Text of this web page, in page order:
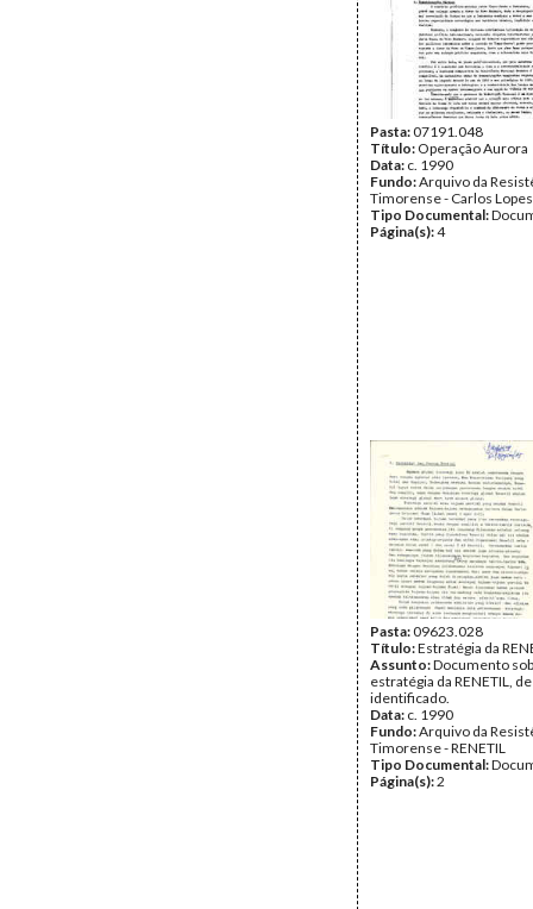
Pasta:07191.048
Título: Operação Aurora
Data: c. 1990
Fundo:Arquivo da
Timorense - Carlos Lopes
Tipo Documental:
Página(s):4
Pasta:09623.028
Título:Estratégia da
Assunto:Documento
estratégia da RENETIL,
identificado.
Data: c. 1990
Fundo:Arquivo da
Timorense - RENETIL
Tipo Documental:
Página(s):2